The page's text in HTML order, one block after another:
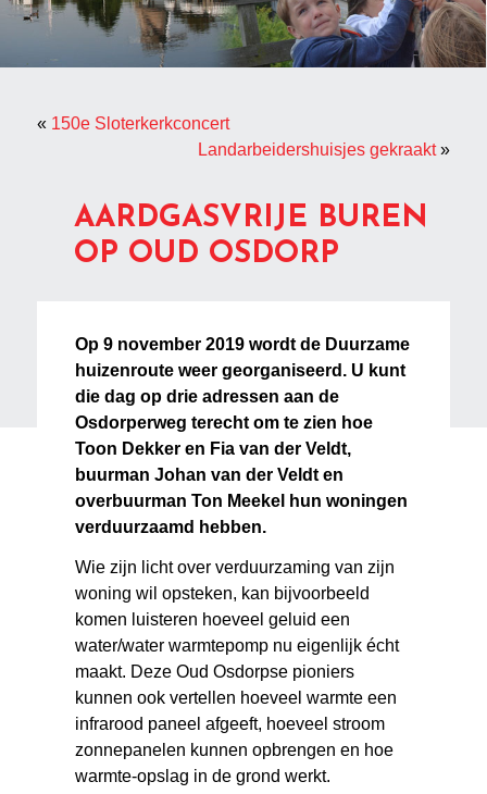
« 150e Sloterkerkconcert
Landarbeidershuisjes gekraakt»
AARDGASVRIJE BUREN
OP OUD OSDORP
Op 9 november 2019 wordt de Duurzame
huizenroute weer georganiseerd. U kunt
die dag op drie adressen aan de
Osdorperweg terecht om te zien hoe
Toon Dekker en Fia van der Veldt,
buurman Johan van der Veldt en
overbuurman Ton Meekel hun woningen
verduurzaamd hebben.
Wie zijn licht over verduurzaming van zijn
woning wil opsteken, kan bijvoorbeeld
komen luisteren hoeveel geluid een
water/water warmtepomp nu eigenlijk écht
maakt. Deze Oud Osdorpse pioniers
kunnen ook vertellen hoeveel warmte een
infrarood paneel afgeeft, hoeveel stroom
zonnepanelen kunnen opbrengen en hoe
warmte-opslag in de grond werkt.